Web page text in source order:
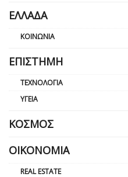
ΕΛΛΆΔΑ
ΚΟΙΝΩΝΊΑ
ΕΠΙΣΤΉΜΗ
ΤΕΧΝΟΛΟΓΊΑ
ΥΓΕΊΑ
ΚΌΣΜΟΣ
ΟΙΚΟΝΟΜΊΑ
REAL ESTATE